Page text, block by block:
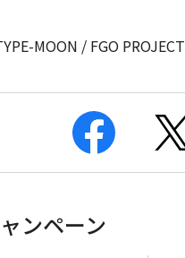
MOON / FGO PROJECT
ンペーン